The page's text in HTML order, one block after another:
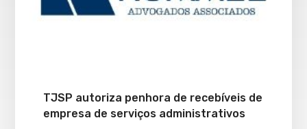
TJSP autoriza penhora de recebíveis de
empresa de serviços administrativos